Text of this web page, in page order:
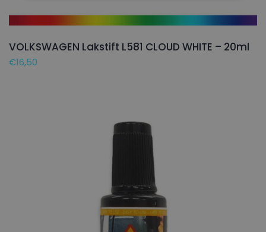
VOLKSWAGEN Lakstift L581 CLOUD WHITE – 20ml
€16,50